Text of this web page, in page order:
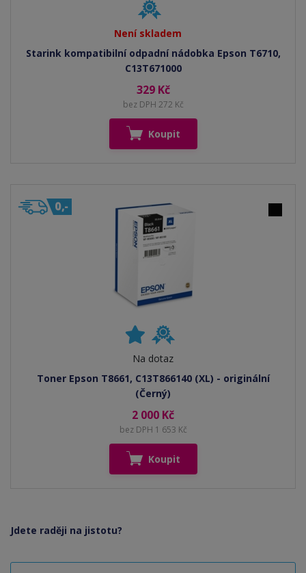
Není skladem
Starink kompatibilní odpadní nádobka Epson T6710,
C13T671000
329 Kč
bez DPH 272 Kč
Koupit
Na dotaz
Toner Epson T8661, C13T866140 (XL) - originální
(Černý)
2 000 Kč
bez DPH 1 653 Kč
Koupit
Jdete raději na jistotu?